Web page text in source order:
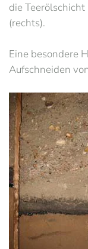
die
(rechts).
Eine besondere
Aufschneiden